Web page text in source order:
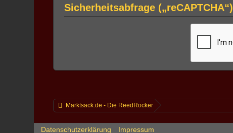
Sicherheitsabfrage („reCAPTCHA“)
Marktsack.de - Die ReedRocker
Datenschutzerklärung Impressum